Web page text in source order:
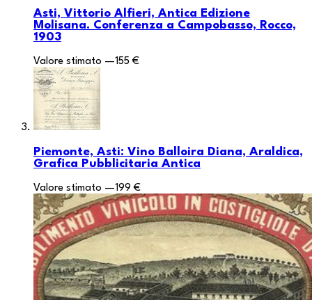
Asti, Vittorio Alfieri, Antica Edizione
Molisana. Conferenza a Campobasso, Rocco,
1903
Valore stimato —155 €
Piemonte, Asti: Vino Balloira Diana, Araldica,
Grafica Pubblicitaria Antica
Valore stimato —199 €